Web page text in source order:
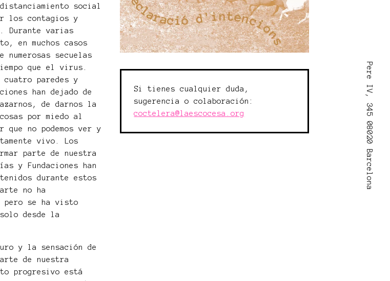
Pere IV, 345 08020 Barcelona
social
los contagios y
Durante varias
en muchos casos
secuelas
que el virus.
cuatro paredes y
han dejado de
de darnos la
por miedo al
no podemos ver y
vivo. Los
parte de nuestra
y Fundaciones han
durante estos
no ha
pero se ha visto
desde la
y la sensación de
de nuestra
progresivo está
Si tienes cualquier duda,
sugerencia o colaboración:
coctelera@laescocesa.org